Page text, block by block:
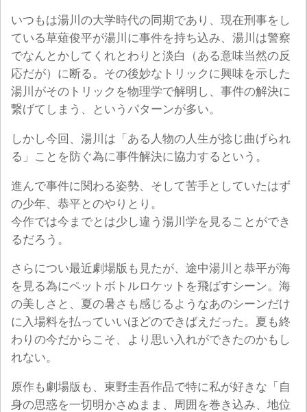
いつもは湯川の大学時代の同期であり、現在刑事をし
ている草薙俊平が湯川に事件を持ち込み、湯川は警察
でなんとかしてくれとわりと淡白（ある意味当然の反
応だが）に断る。その後妙なトリックに興味を示した
湯川がそのトリックを物理学で解明し、事件の解決に
繋げてしまう、というパターンが多い。
しかし今回、湯川は「ある人物の人生が捻じ曲げられ
る」ことを防ぐ為に事件解決に協力するという。
進んで事件に関わる姿勢、そして苦手としていたはず
の少年、恭平とのやりとり。
今作では今までとは少し違う湯川学を見ることができ
るだろう。
さらについ最近劇場版も見たが、途中湯川と恭平が海
を見る為にペットボトルロケットを飛ばすシーン。海
の美しさと、夏の暑さも感じるようなあのシーンだけ
に入場料を払っていいほどのできばえだった。夏も終
わりの今だからこそ、より思い入れができたのかもし
れない。
原作も劇場版も、東野圭吾作品で特に私が好きな「自
身の思惑を一切明かさぬまま、周囲を巻き込み、地位